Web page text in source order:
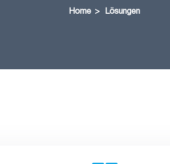
Home > Lösungen